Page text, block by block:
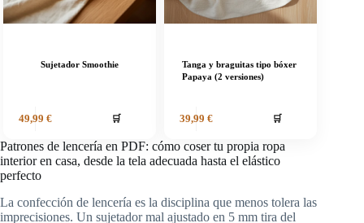
Sujetador Smoothie
49,99 € 🛒
Tanga y braguitas tipo bóxer
Papaya (2 versiones)
39,99 €
🛒
Patrones de lencería en PDF: cómo coser tu propia ropa
interior en casa, desde la tela adecuada hasta el elástico
perfecto
La confección de lencería es la disciplina que menos tolera las
imprecisiones. Un sujetador mal ajustado en 5 mm tira del